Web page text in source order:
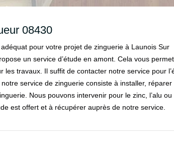
08430
pour votre projet de zinguerie à Launois Sur
un service d’étude en amont. Cela vous
les travaux. Il suffit de contacter notre service pour
service de zinguerie consiste à installer, réparer
Nous pouvons intervenir pour le zinc, l’alu ou
est offert et à récupérer auprès de notre service.